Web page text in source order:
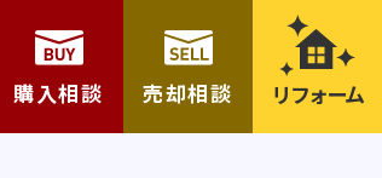
購入相談 売却相談 リフォーム